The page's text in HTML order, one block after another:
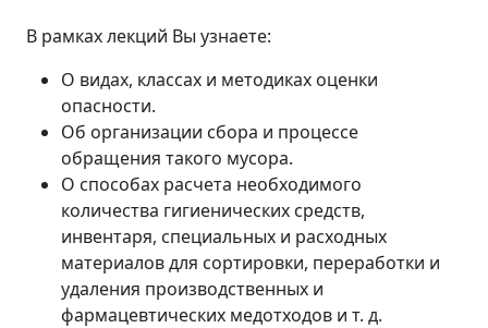
В рамках лекций Вы узнаете:
О видах, классах и методиках оценки
опасности.
Об организации сбора и процессе
обращения такого мусора.
О способах расчета необходимого
количества гигиенических средств,
инвентаря, специальных и расходных
материалов для сортировки, переработки и
удаления производственных и
фармацевтических медотходов и т. д.